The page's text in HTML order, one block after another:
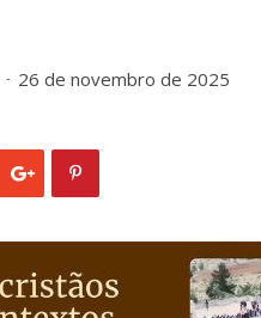
- 26 de novembro de 2025